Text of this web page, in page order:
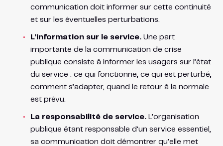
communication doit informer sur cette continuité
et sur les éventuelles perturbations.
L’information sur le service.Une part
importante de la communication de crise
publique consiste à informer les usagers sur l’état
du service : ce qui fonctionne, ce qui est perturbé,
comment s’adapter, quand le retour à la normale
est prévu.
La responsabilité de service.L’organisation
publique étant responsable d’un service essentiel,
sa communication doit démontrer qu’elle met